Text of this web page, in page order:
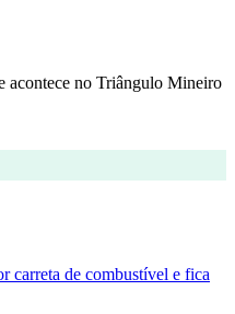
acontece no Triângulo Mineiro
carreta de combustível e fica